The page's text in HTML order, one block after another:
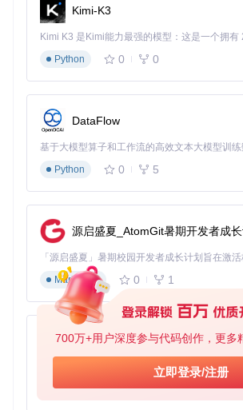
700万+用户深度参与代码创作，更多
立即登录/注册
准备阶段 ：创建"文献管理"笔记本，建立"摘
论"等标准块模板
执行阶段
使用##创建文献标题块，添加作者和年
通过>创建引用块，摘录关键文献内容
使用
[]
添加待办事项块，记录待验证的
通过
图发现文献间的隐藏关联
项目管理涉及任务分配、进度跟踪和文档协
向链接功能可以构建灵活的项目管理系统：
准备阶段：创建"项目管理"笔记本，建立"任
策记录"等页面模板
执行阶段：
创建项目总览页面，列出关键里程碑
使用
功能标记任务状态（#进行
通过双向链接关联相关任务和资源文档
Kimi-K3
Python
0 0
DataFlow
基于大模型算子和工作流的高效文本大模型训
Python
0 5
源启盛夏_AtomGit暑期开发者成
Markdown
0 1
py-xiaozhi
Python
0 1